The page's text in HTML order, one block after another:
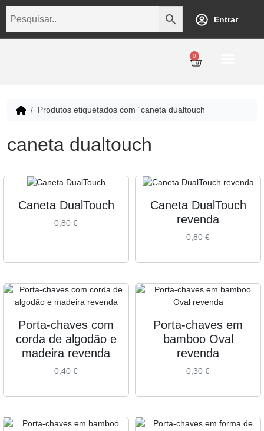
Entrar
0
Produtos etiquetados com “caneta dualtouch”
caneta dualtouch
Caneta DualTouch
0,80 €
Caneta DualTouch
revenda
0,80 €
Porta-chaves com
corda de algodão e
madeira revenda
0,40 €
Porta-chaves em
bamboo Oval
revenda
0,30 €